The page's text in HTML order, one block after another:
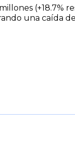
(+18.7%
una caída